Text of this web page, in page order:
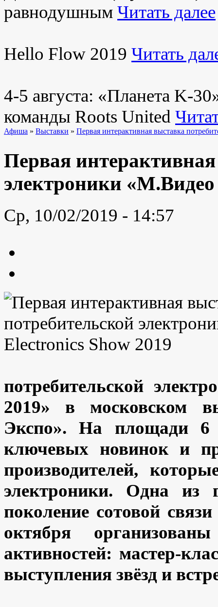
равнодушным Читать далее
Hello Flow 2019 Читать
4-5 августа: «Планета K-
команды Roots United
Афиша » Выставки » Первая интерактивная выставка
Первая
электроники
Ср, 10/02/2019 - 14:57
потребительской
2019» в московском
Экспо». На площади
ключевых новинок и
производителей,
электроники. Одна из
поколение сотовой
октября
активностей: мастер-
выступления звёзд и